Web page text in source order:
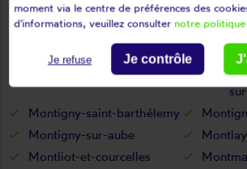
Montbard
Montceau-et-echarnant
Montigny-montfort
Montigny-
Montigny-saint-barthélemy
Montigny-sur-aube
Montliot-et-courcelles
moment via le centre de préférences des
d'informations, veuillez consulter notre
Je refuse Je contrôle